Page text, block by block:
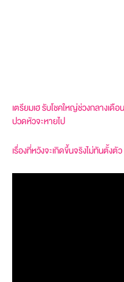
เตรียมเฮ รับโชคใหญ่ช่วงกลางเดื
ปวดหัวจะหายไป
เรื่องที่หวังจะเกิดขึ้นจริงไม่ทันตั้ง